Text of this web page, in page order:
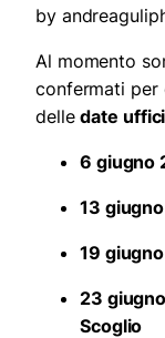
by
Al momento
confermati per
delledate
6 giugno
13
19
23
Scoglio